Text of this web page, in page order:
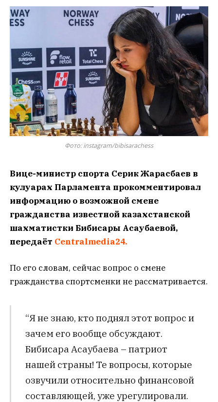
Фото: instagram/bibisarachess
Вице-министр спорта Серик Жарасбаев в
кулуарах Парламента прокомментировал
информацию о возможной смене
гражданства известной казахстанской
шахматистки Бибисары Асаубаевой,
передаёт Centralmedia24.
По его словам, сейчас вопрос о смене
гражданства спортсменки не рассматривается.
“Я не знаю, кто поднял этот вопрос и
зачем его вообще обсуждают.
Бибисара Асаубаева – патриот
нашей страны! Те вопросы, которые
озвучили относительно финансовой
составляющей, уже урегулировали.